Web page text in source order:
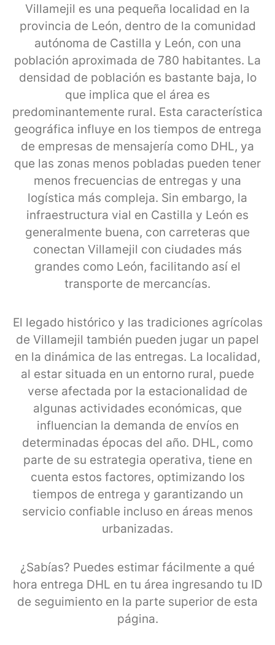
Villamejil es una pequeña localidad en la
provincia de León, dentro de la comunidad
autónoma de Castilla y León, con una
población aproximada de 780 habitantes. La
densidad de población es bastante baja, lo
que implica que el área es
predominantemente rural. Esta característica
geográfica influye en los tiempos de entrega
de empresas de mensajería como DHL, ya
que las zonas menos pobladas pueden tener
menos frecuencias de entregas y una
logística más compleja. Sin embargo, la
infraestructura vial en Castilla y León es
generalmente buena, con carreteras que
conectan Villamejil con ciudades más
grandes como León, facilitando así el
transporte de mercancías.
El legado histórico y las tradiciones agrícolas
de Villamejil también pueden jugar un papel
en la dinámica de las entregas. La localidad,
al estar situada en un entorno rural, puede
verse afectada por la estacionalidad de
algunas actividades económicas, que
influencian la demanda de envíos en
determinadas épocas del año. DHL, como
parte de su estrategia operativa, tiene en
cuenta estos factores, optimizando los
tiempos de entrega y garantizando un
servicio confiable incluso en áreas menos
urbanizadas.
¿Sabías? Puedes estimar fácilmente a qué
hora entrega DHL en tu área ingresando tu ID
de seguimiento en la parte superior de esta
página.